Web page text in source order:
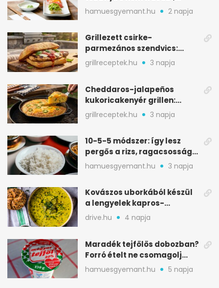
hanem fűszerkeverék
hamuesgyemant.hu 2 napja
Grillezett csirke-
parmezános szendvics:
ropogós csirke, olvadó sajt
grillreceptek.hu 3 napja
Cheddaros-jalapeños
kukoricakenyér grillen:
ropogós alj, puha belső
grillreceptek.hu 3 napja
10-5-5 módszer: így lesz
pergős a rizs, ragacsosság
nélkül
hamuesgyemant.hu 3 napja
Kovászos uborkából készül
a lengyelek kapros-
savanykás levese
drive.hu 4 napja
Maradék tejfölös dobozban?
Forró ételt ne csomagolj
ilyen tégelybe
hamuesgyemant.hu 5 napja